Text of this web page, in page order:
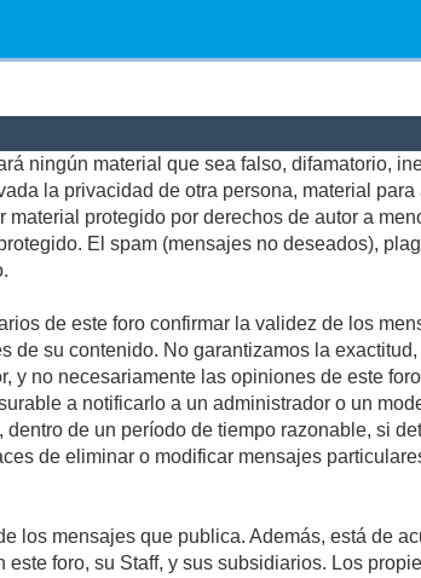
ningún material que sea falso, difamatorio,
la privacidad de otra persona, material
protegido por derechos de autor a
El spam (mensajes no deseados),
de este foro confirmar la validez de los
de su contenido. No garantizamos la
y no necesariamente las opiniones de este
a notificarlo a un administrador o un
de un período de tiempo razonable, si
de eliminar o modificar mensajes
los mensajes que publica. Además, está de
foro, su Staff, y sus subsidiarios. Los